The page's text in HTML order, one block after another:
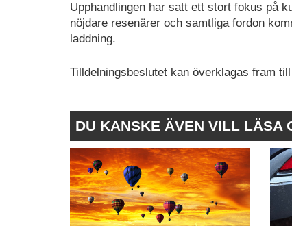
Upphandlingen har satt ett stort fokus på
nöjdare resenärer och samtliga fordon
laddning.
Tilldelningsbeslutet kan överklagas fram
DU KANSKE ÄVEN VILL LÄSA